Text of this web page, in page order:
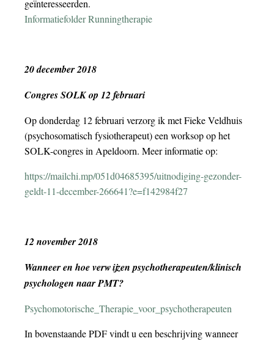
geïnteresseerden.
Informatiefolder Runningtherapie
20 december 2018
Congres SOLK op 12 februari
Op donderdag 12 februari verzorg ik met Fieke Veldhuis
(psychosomatisch fysiotherapeut) een worksop op het
SOLK-congres in Apeldoorn. Meer informatie op:
https://mailchi.mp/051d04685395/uitnodiging-gezonder-
geldt-11-december-266641?e=f142984f27
12 november 2018
Wanneer en hoe verwijzen psychotherapeuten/klinisch
psychologen naar PMT?
Psychomotorische_Therapie_voor_psychotherapeuten
In bovenstaande PDF vindt u een beschrijving wanneer